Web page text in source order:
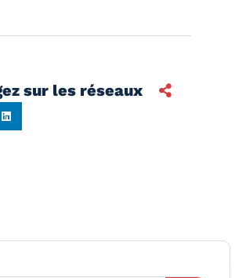
sur les réseaux